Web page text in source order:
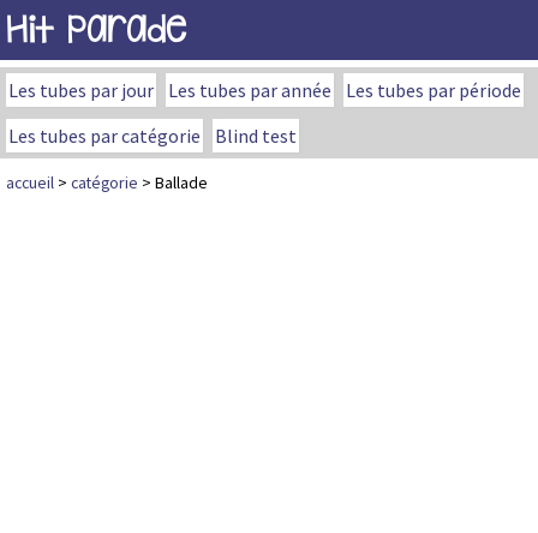
Hit Parade
Les tubes par jour Les tubes par année
Les tubes par période
Les tubes par catégorie
Blind test
accueil > catégorie > Ballade